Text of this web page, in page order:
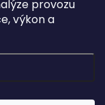
provozu
výkon a